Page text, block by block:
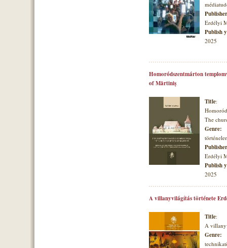
Erdélyi
Publish
2025
Homoródszentmárton
of Mărtiniş
Title:
The
Genre:
Erdélyi
Publish
2025
A villanyvilágítás története
Title:
A
Genre: